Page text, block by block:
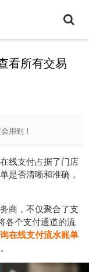
看所有交易
用到！
线支付占据了门店
是否清晰和准确，
商，不仅聚合了支
各个支付通道的流
在线支付流水账单